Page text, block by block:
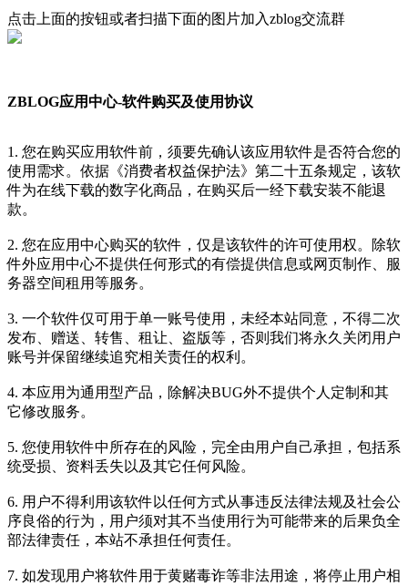
点击上面的按钮或者扫描下面的图片加入zblog交流群
ZBLOG应用中心-软件购买及使用协议
1. 您在购买应用软件前，须要先确认该应用软件是否符合您的
使用需求。依据《消费者权益保护法》第二十五条规定，该软
件为在线下载的数字化商品，在购买后一经下载安装不能退
款。
2. 您在应用中心购买的软件，仅是该软件的许可使用权。除软
件外应用中心不提供任何形式的有偿提供信息或网页制作、服
务器空间租用等服务。
3. 一个软件仅可用于单一账号使用，未经本站同意，不得二次
发布、赠送、转售、租让、盗版等，否则我们将永久关闭用户
账号并保留继续追究相关责任的权利。
4. 本应用为通用型产品，除解决BUG外不提供个人定制和其
它修改服务。
5. 您使用软件中所存在的风险，完全由用户自己承担，包括系
统受损、资料丢失以及其它任何风险。
6. 用户不得利用该软件以任何方式从事违反法律法规及社会公
序良俗的行为，用户须对其不当使用行为可能带来的后果负全
部法律责任，本站不承担任何责任。
7. 如发现用户将软件用于黄赌毒诈等非法用途，将停止用户相